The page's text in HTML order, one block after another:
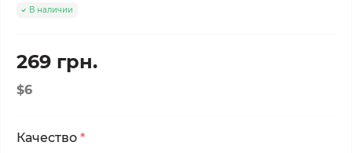
В наличии
269 грн.
$6
Качество *